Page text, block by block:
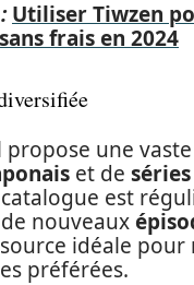
Utiliser Tiwzen
frais en 2024
propose une
et de séries
catalogue est
nouveaux
idéale pour
préférées.